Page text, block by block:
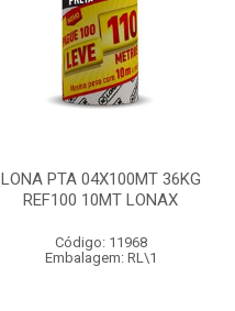
LONA PTA 04X100MT 36KG
REF100 10MT LONAX
Código: 11968
Embalagem: RL\1